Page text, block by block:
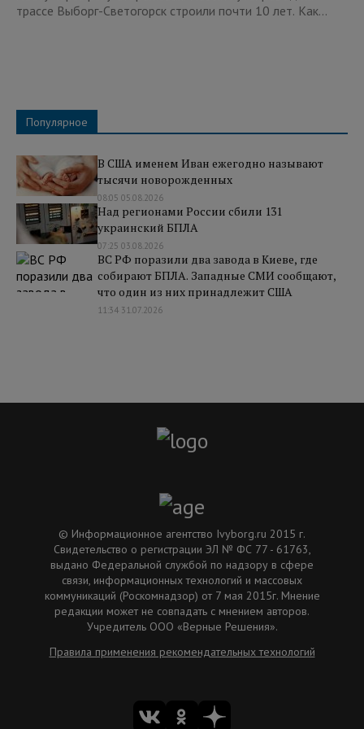
трассе Выборг-Светогорск строили почти 10 лет. Как...
Популярное
В США именем Иван ежегодно называют
тысячи новорожденных
08:05 05.08.2026
Над регионами России сбили 131
украинский БПЛА
07:25 03.08.2026
ВС РФ поразили два завода в Киеве, где
собирают БПЛА. Западные СМИ сообщают,
что один из них принадлежит США
11:34 31.07.2026
© Информационное агентство Ivyborg.ru 2015 г.
Свидетельство о регистрации ЭЛ № ФС 77 - 61763,
выдано Федеральной службой по надзору в сфере
связи, информационных технологий и массовых
коммуникаций (Роскомнадзор) от 7 мая 2015г. Мнение
редакции может не совпадать с мнением авторов.
Учредитель ООО «Верные Решения».
Правила применения рекомендательных технологий